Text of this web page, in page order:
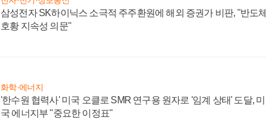
삼성전자 SK하이닉스 소극적 주주환원에 해외 증권가 비판, "반도체
호황 지속성 의문"
화학·에너지
'한수원 협력사' 미국 오클로 SMR 연구용 원자로 '임계 상태' 도달, 미
국 에너지부 "중요한 이정표"